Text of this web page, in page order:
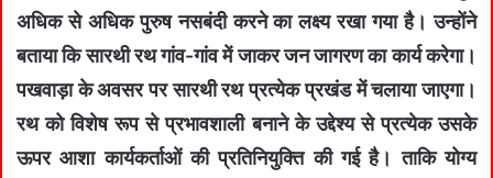
अधिक से अधिक पुरुष नसबंदी करने का लक्ष्य रखा गया है। उन्होंने
बताया कि सारथी रथ गांव-गांव में जाकर जन जागरण का कार्य करेगा।
पखवाड़ा के अवसर पर सारथी रथ प्रत्येक प्रखंड में चलाया जाएगा।
रथ को विशेष रूप से प्रभावशाली बनाने के उद्देश्य से प्रत्येक उसके
ऊपर आशा कार्यकर्ताओं की प्रतिनियुक्ति की गई है। ताकि योग्य